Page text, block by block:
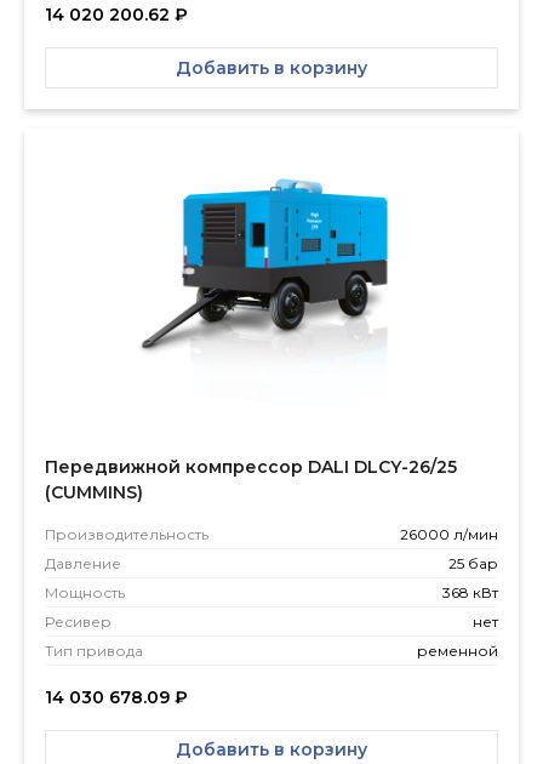
14 020 200.62 ₽
Добавить в корзину
Передвижной компрессор DALI DLCY-26/25
(CUMMINS)
Производитель­ность
26000 л/мин
Давление
25 бар
Мощность
368 кВт
Ресивер
нет
Тип привода
ременной
14 030 678.09 ₽
Добавить в корзину